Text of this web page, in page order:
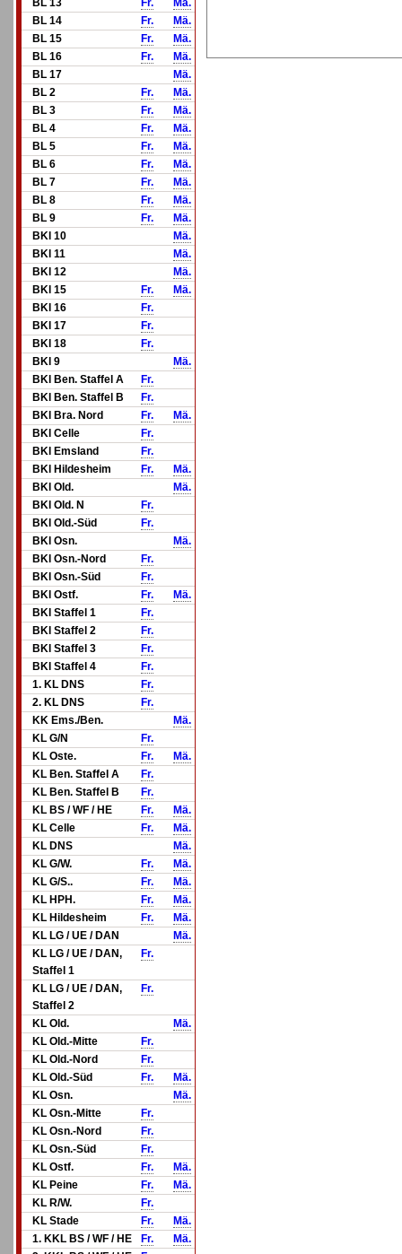
BL 13
Fr.
Mä.
BL 14
Fr.
Mä.
BL 15
Fr.
Mä.
BL 16
Fr.
Mä.
BL 17
Mä.
BL 2
Fr.
Mä.
BL 3
Fr.
Mä.
BL 4
Fr.
Mä.
BL 5
Fr.
Mä.
BL 6
Fr.
Mä.
BL 7
Fr.
Mä.
BL 8
Fr.
Mä.
BL 9
Fr.
Mä.
BKl 10
Mä.
BKl 11
Mä.
BKl 12
Mä.
BKl 15
Fr.
Mä.
BKl 16
Fr.
BKl 17
Fr.
BKl 18
Fr.
BKl 9
Mä.
BKl Ben. Staffel A
Fr.
BKl Ben. Staffel B
Fr.
BKl Bra. Nord
Fr.
Mä.
BKl Celle
Fr.
BKl Emsland
Fr.
BKl Hildesheim
Fr.
Mä.
BKl Old.
Mä.
BKl Old. N
Fr.
BKl Old.-Süd
Fr.
BKl Osn.
Mä.
BKl Osn.-Nord
Fr.
BKl Osn.-Süd
Fr.
BKl Ostf.
Fr.
Mä.
BKl Staffel 1
Fr.
BKl Staffel 2
Fr.
BKl Staffel 3
Fr.
BKl Staffel 4
Fr.
1. KL DNS
Fr.
2. KL DNS
Fr.
KK Ems./Ben.
Mä.
KL G/N
Fr.
KL Oste.
Fr.
Mä.
KL Ben. Staffel A
Fr.
KL Ben. Staffel B
Fr.
KL BS / WF / HE
Fr.
Mä.
KL Celle
Fr.
Mä.
KL DNS
Mä.
KL G/W.
Fr.
Mä.
KL G/S..
Fr.
Mä.
KL HPH.
Fr.
Mä.
KL Hildesheim
Fr.
Mä.
KL LG / UE / DAN
Mä.
KL LG / UE / DAN,
Staffel 1
Fr.
KL LG / UE / DAN,
Staffel 2
Fr.
KL Old.
Mä.
KL Old.-Mitte
Fr.
KL Old.-Nord
Fr.
KL Old.-Süd
Fr.
Mä.
KL Osn.
Mä.
KL Osn.-Mitte
Fr.
KL Osn.-Nord
Fr.
KL Osn.-Süd
Fr.
KL Ostf.
Fr.
Mä.
KL Peine
Fr.
Mä.
KL R/W.
Fr.
KL Stade
Fr.
Mä.
1. KKL BS / WF / HE
Fr.
Mä.